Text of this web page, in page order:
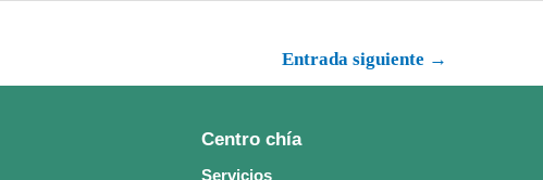
Entrada siguiente →
Centro chía
Servicios